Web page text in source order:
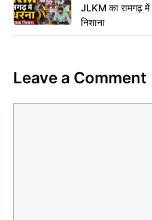
JLKM का रामगढ़ में
निशाना
Leave a Comment